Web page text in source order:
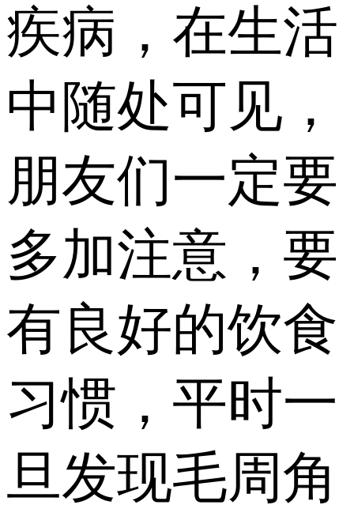
疾病，在生活
中随处可见，
朋友们一定要
多加注意，要
有良好的饮食
习惯，平时一
旦发现毛周角